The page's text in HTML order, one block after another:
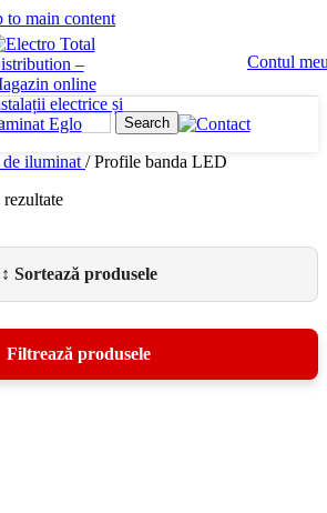
to main content
Contul
Search
iluminat / Profile banda LED